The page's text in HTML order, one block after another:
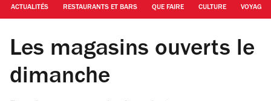
ACTUALITÉS RESTAURANTS ET BARS QUE FAIRE CULTURE VOYAGE
© EP
Les magasins ouverts le
dimanche